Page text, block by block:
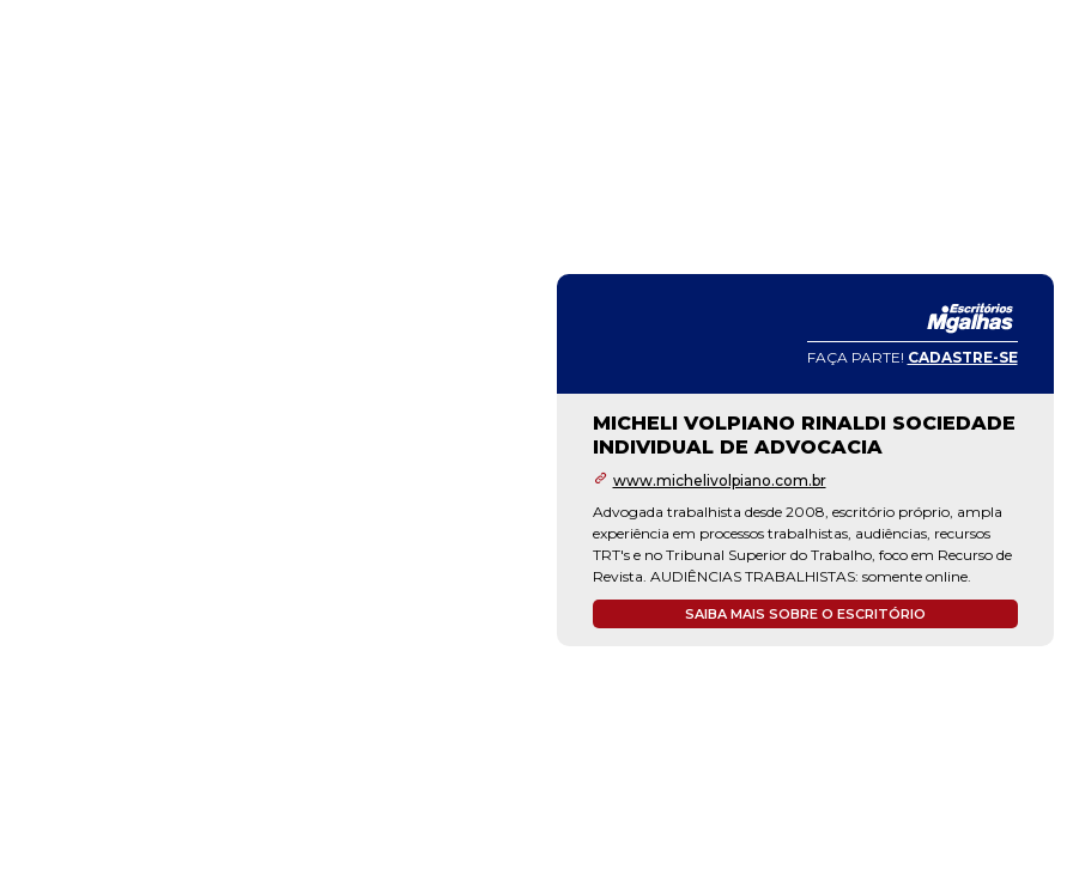
FAÇA PARTE! CADASTRE-SE
MICHELI VOLPIANO RINALDI SOCIEDADE
INDIVIDUAL DE ADVOCACIA
www.michelivolpiano.com.br
Advogada trabalhista desde 2008, escritório próprio, ampla
experiência em processos trabalhistas, audiências, recursos
TRT's e no Tribunal Superior do Trabalho, foco em Recurso de
Revista. AUDIÊNCIAS TRABALHISTAS: somente online.
SAIBA MAIS SOBRE O ESCRITÓRIO